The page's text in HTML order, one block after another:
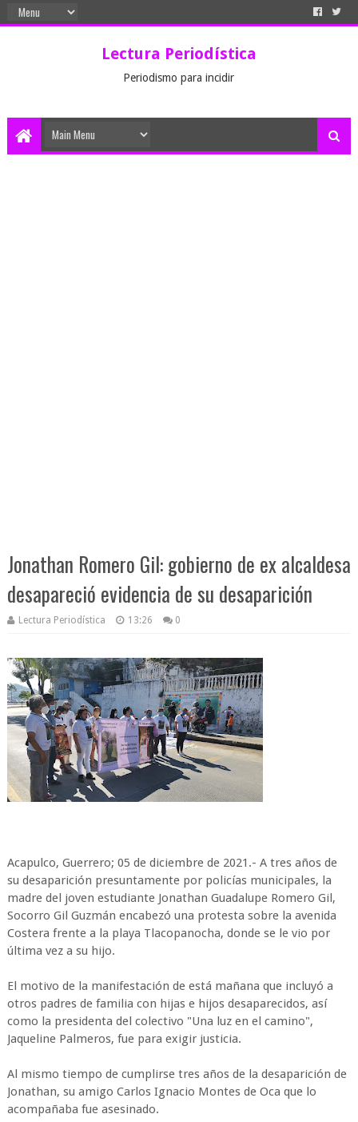
Lectura Periodística
Periodismo para incidir
Jonathan Romero Gil: gobierno de ex alcaldesa
desapareció evidencia de su desaparición
Lectura Periodística 13:26 0
Acapulco, Guerrero; 05 de diciembre de 2021.- A tres años de
su desaparición presuntamente por policías municipales, la
madre del joven estudiante Jonathan Guadalupe Romero Gil,
Socorro Gil Guzmán encabezó una protesta sobre la avenida
Costera frente a la playa Tlacopanocha, donde se le vio por
última vez a su hijo.
El motivo de la manifestación de está mañana que incluyó a
otros padres de familia con hijas e hijos desaparecidos, así
como la presidenta del colectivo "Una luz en el camino",
Jaqueline Palmeros, fue para exigir justicia.
Al mismo tiempo de cumplirse tres años de la desaparición de
Jonathan, su amigo Carlos Ignacio Montes de Oca que lo
acompañaba fue asesinado.